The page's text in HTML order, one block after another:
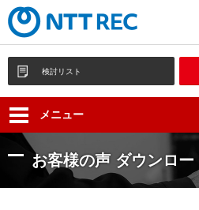
検討リスト
メニュー
お客様の声 ダウンロ